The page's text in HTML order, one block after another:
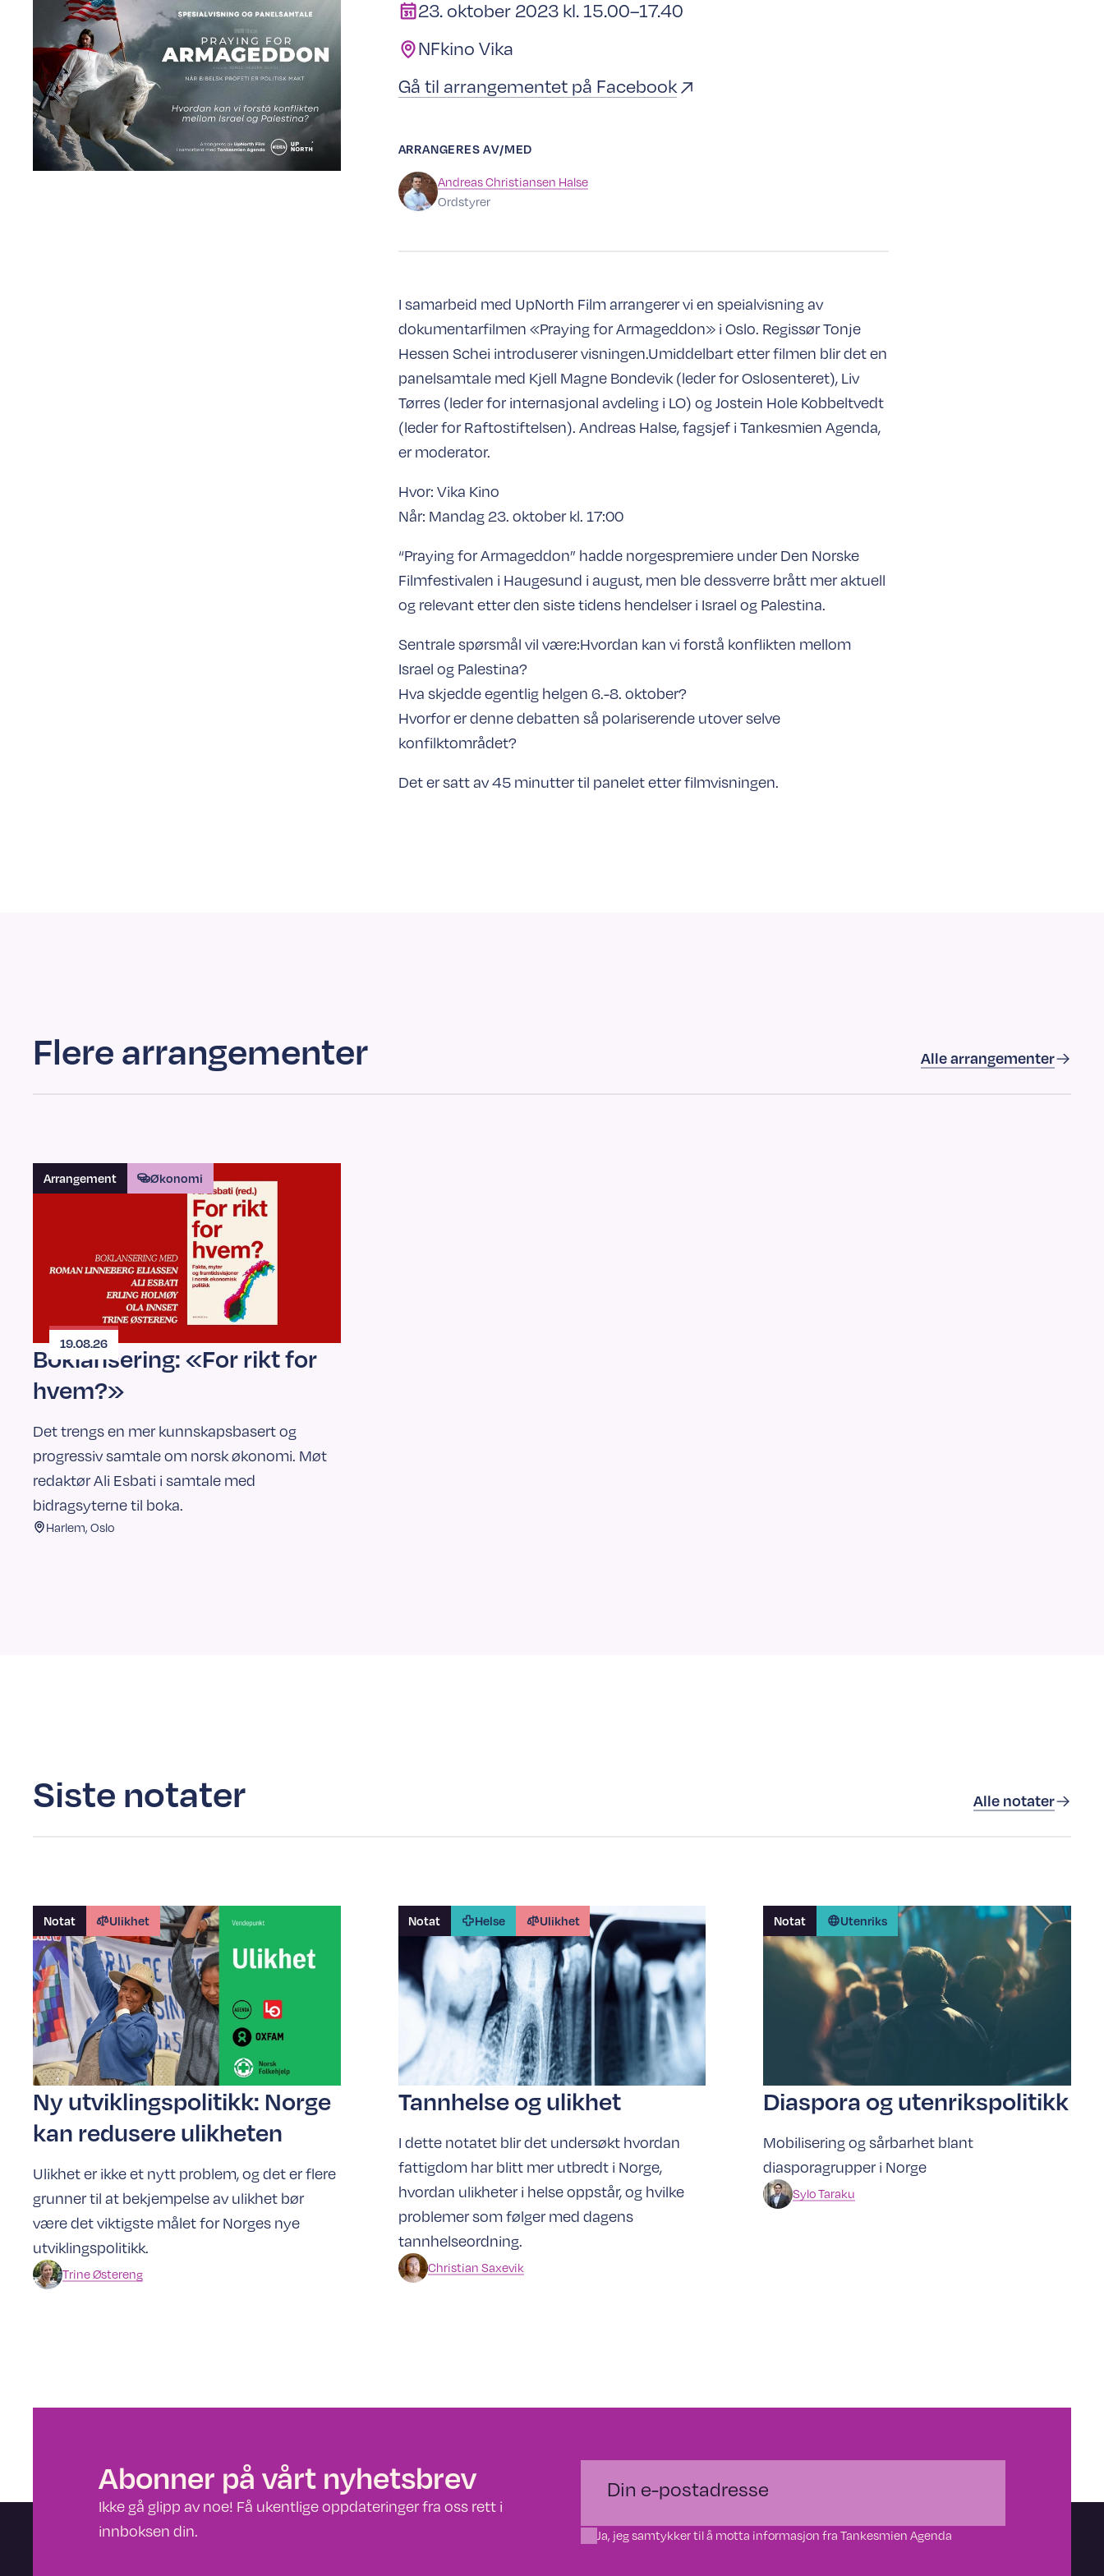
23. oktober 2023 kl. 15.00–17.40
NFkino Vika
Gå til arrangementet på Facebook
ARRANGERES AV/MED
AndreasChristiansen Halse
Ordstyrer
I samarbeid med UpNorth Film arrangerer vi en speialvisning av
dokumentarfilmen «Praying for Armageddon» i Oslo. Regissør Tonje
Hessen Schei introduserer visningen.Umiddelbart etter filmen blir det en
panelsamtale med Kjell Magne Bondevik (leder for Oslosenteret), Liv
Tørres (leder for internasjonal avdeling i LO) og Jostein Hole Kobbeltvedt
(leder for Raftostiftelsen). Andreas Halse, fagsjef i Tankesmien Agenda,
er moderator.
Hvor: Vika Kino
Når: Mandag 23. oktober kl. 17:00
“Praying for Armageddon” hadde norgespremiere under Den Norske
Filmfestivalen i Haugesund i august, men ble dessverre brått mer aktuell
og relevant etter den siste tidens hendelser i Israel og Palestina.
Sentrale spørsmål vil være:Hvordan kan vi forstå konflikten mellom
Israel og Palestina?
Hva skjedde egentlig helgen 6.-8. oktober?
Hvorfor er denne debatten så polariserende utover selve
konfilktområdet?
Det er satt av 45 minutter til panelet etter filmvisningen.
Flere arrangementer Alle arrangementer
19.08.26
Boklansering: «For rikt for
hvem?»
Det trengs en mer kunnskapsbasert og
progressiv samtale om norsk økonomi. Møt
redaktør Ali Esbati i samtale med
bidragsyterne til boka.
Arrangement Økonomi
Harlem, Oslo
Siste notater Alle notater
Ny utviklingspolitikk: Norge
kan redusere ulikheten
Ulikhet er ikke et nytt problem, og det er flere
grunner til at bekjempelse av ulikhet bør
være det viktigste målet for Norges nye
utviklingspolitikk.
Notat Ulikhet
TrineØstereng
Tannhelse og ulikhet
I dette notatet blir det undersøkt hvordan
fattigdom har blitt mer utbredt i Norge,
hvordan ulikheter i helse oppstår, og hvilke
problemer som følger med dagens
tannhelseordning.
Notat Helse Ulikhet
Christian Saxevik
Diaspora og utenrikspolitikk
Mobilisering og sårbarhet blant
diasporagrupper i Norge
Notat Utenriks
SyloTaraku
Abonner på vårt nyhetsbrev
Ikke gå glipp av noe! Få ukentlige oppdateringer fra oss rett i
innboksen din.
Ja, jeg samtykker til å motta informasjon fra Tankesmien Agenda